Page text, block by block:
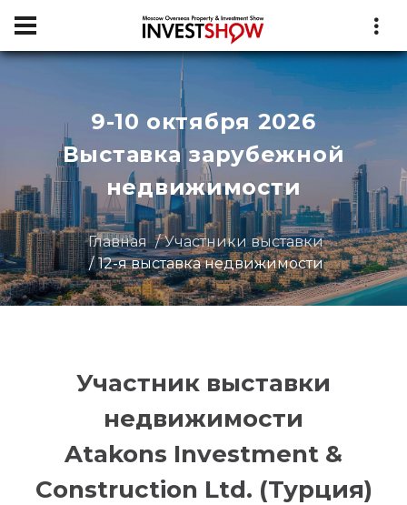
9-10 октября 2026
Выставка зарубежной
недвижимости
Главная
Участники выставки
12-я выставка недвижимости
Участник выставки
недвижимости
Atakons Investment &
Construction Ltd. (Турция)